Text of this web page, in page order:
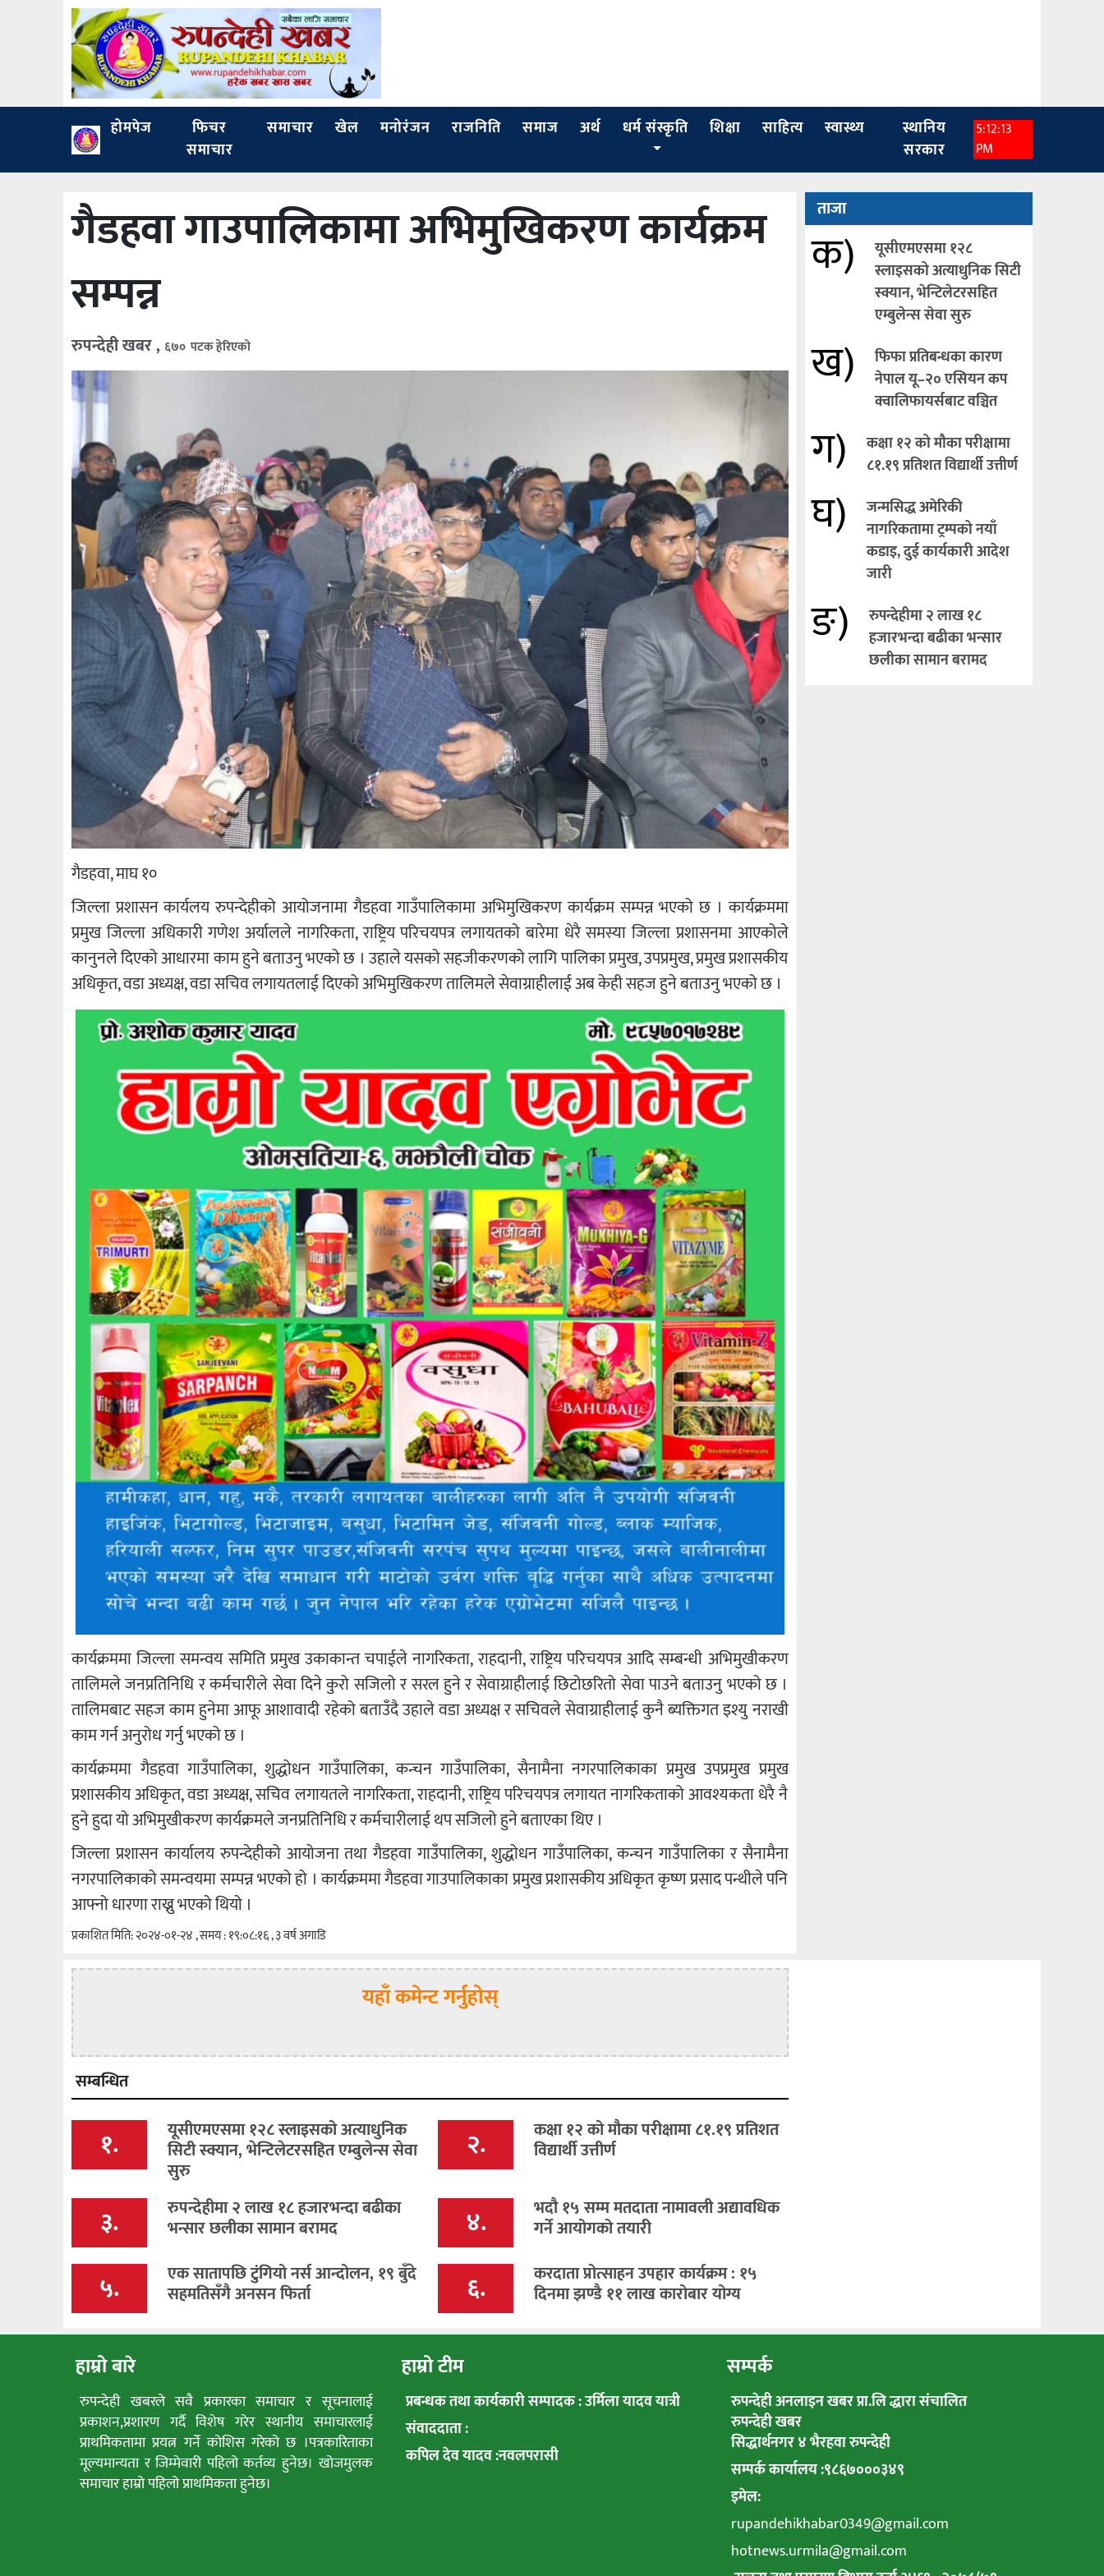
होमपेज
फिचर
समाचार
समाचार खेल मनोरंजन राजनिति समाज अर्थ धर्म संस्कृति शिक्षा साहित्य स्वास्थ्य
स्थानिय
सरकार
5:12:14
PM
गैडहवा गाउपालिकामा अभिमुखिकरण कार्यक्रम
सम्पन्न
रुपन्देही खबर , ६७० पटक हेरिएको
गैडहवा, माघ १०
जिल्ला प्रशासन कार्यलय रुपन्देहीको आयोजनामा गैडहवा गाउँपालिकामा अभिमुखिकरण कार्यक्रम सम्पन्न भएको छ । कार्यक्रममा
प्रमुख जिल्ला अधिकारी गणेश अर्यालले नागरिकता, राष्ट्रिय परिचयपत्र लगायतको बारेमा धेरै समस्या जिल्ला प्रशासनमा आएकोले
कानुनले दिएको आधारमा काम हुने बताउनु भएको छ । उहाले यसको सहजीकरणको लागि पालिका प्रमुख, उपप्रमुख, प्रमुख प्रशासकीय
अधिकृत, वडा अध्यक्ष, वडा सचिव लगायतलाई दिएको अभिमुखिकरण तालिमले सेवाग्राहीलाई अब केही सहज हुने बताउनु भएको छ ।
कार्यक्रममा जिल्ला समन्वय समिति प्रमुख उकाकान्त चपाईले नागरिकता, राहदानी, राष्ट्रिय परिचयपत्र आदि सम्बन्धी अभिमुखीकरण
तालिमले जनप्रतिनिधि र कर्मचारीले सेवा दिने कुरो सजिलो र सरल हुने र सेवाग्राहीलाई छिटोछरितो सेवा पाउने बताउनु भएको छ ।
तालिमबाट सहज काम हुनेमा आफू आशावादी रहेको बताउँदै उहाले वडा अध्यक्ष र सचिवले सेवाग्राहीलाई कुनै ब्यक्तिगत इश्यु नराखी
काम गर्न अनुरोध गर्नु भएको छ ।
कार्यक्रममा गैडहवा गाउँपालिका, शुद्धोधन गाउँपालिका, कन्चन गाउँपालिका, सैनामैना नगरपालिकाका प्रमुख उपप्रमुख प्रमुख
प्रशासकीय अधिकृत, वडा अध्यक्ष, सचिव लगायतले नागरिकता, राहदानी, राष्ट्रिय परिचयपत्र लगायत नागरिकताको आवश्यकता धेरै नै
हुने हुदा यो अभिमुखीकरण कार्यक्रमले जनप्रतिनिधि र कर्मचारीलाई थप सजिलो हुने बताएका थिए ।
जिल्ला प्रशासन कार्यालय रुपन्देहीको आयोजना तथा गैडहवा गाउँपालिका, शुद्धोधन गाउँपालिका, कन्चन गाउँपालिका र सैनामैना
नगरपालिकाको समन्वयमा सम्पन्न भएको हो । कार्यक्रममा गैडहवा गाउपालिकाका प्रमुख प्रशासकीय अधिकृत कृष्ण प्रसाद पन्थीले पनि
आफ्नो धारणा राख्नु भएको थियो ।
प्रकाशित मिति: २०२४-०१-२४ , समय : १९:०८:१६ , ३ वर्ष अगाडि
ताजा
क)
यूसीएमएसमा १२८
स्लाइसको अत्याधुनिक सिटी
स्क्यान, भेन्टिलेटरसहित
एम्बुलेन्स सेवा सुरु
ख)
फिफा प्रतिबन्धका कारण
नेपाल यू–२० एसियन कप
क्वालिफायर्सबाट वञ्चित
ग)
कक्षा १२ को मौका परीक्षामा
८१.१९ प्रतिशत विद्यार्थी उत्तीर्ण
घ)
जन्मसिद्ध अमेरिकी
नागरिकतामा ट्रम्पको नयाँ
कडाइ, दुई कार्यकारी आदेश
जारी
ङ)
रुपन्देहीमा २ लाख १८
हजारभन्दा बढीका भन्सार
छलीका सामान बरामद
यहाँ कमेन्ट गर्नुहोस्
सम्बन्धित
१. यूसीएमएसमा १२८ स्लाइसको अत्याधुनिक
सिटी स्क्यान, भेन्टिलेटरसहित एम्बुलेन्स सेवा
सुरु
२. कक्षा १२ को मौका परीक्षामा ८१.१९ प्रतिशत
विद्यार्थी उत्तीर्ण
३. रुपन्देहीमा २ लाख १८ हजारभन्दा बढीका
भन्सार छलीका सामान बरामद ४. भदौ १५ सम्म मतदाता नामावली अद्यावधिक
गर्ने आयोगको तयारी
५. एक सातापछि टुंगियो नर्स आन्दोलन, १९ बुँदे
सहमतिसँगै अनसन फिर्ता ६. करदाता प्रोत्साहन उपहार कार्यक्रम : १५
दिनमा झण्डै ११ लाख कारोबार योग्य
हाम्रो बारे
रुपन्देही खबरले सवै प्रकारका समाचार र सूचनालाई
प्रकाशन,प्रशारण गर्दै विशेष गरेर स्थानीय समाचारलाई
प्राथमिकतामा प्रयत्न गर्ने कोशिस गरेको छ ।पत्रकारिताका
मूल्यमान्यता र जिम्मेवारी पहिलो कर्तव्य हुनेछ। खोजमुलक
समाचार हाम्रो पहिलो प्राथमिकता हुनेछ।
हाम्रो टीम
प्रबन्धक तथा कार्यकारी सम्पादक : उर्मिला यादव यात्री
संवाददाता :
कपिल देव यादव :नवलपरासी
सम्पर्क
रुपन्देही अनलाइन खबर प्रा.लि द्धारा संचालित
रुपन्देही खबर
सिद्धार्थनगर ४ भैरहवा रुपन्देही
सम्पर्क कार्यालय :९८६७०००३४९
इमेल:
rupandehikhabar0349@gmail.com
hotnews.urmila@gmail.com